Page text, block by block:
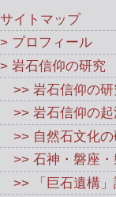
サイトマップ
> プロフィール
> 岩石信仰の研究
>> 岩石信仰の研
>> 岩石信仰の起
>> 自然石文化の
>> 石神・磐座・
>> 「巨石遺構」